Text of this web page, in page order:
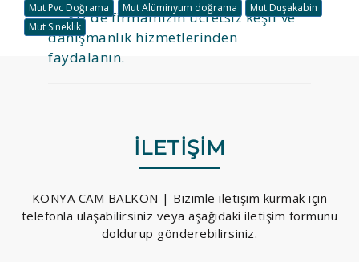
Siz de firmamızın ücretsiz keşif ve
danışmanlık hizmetlerinden
faydalanın.
Mut Pvc Doğrama
Mut Alüminyum doğrama
Mut Duşakabin
Mut Sineklik
İLETİŞİM
KONYA CAM BALKON | Bizimle iletişim kurmak için
telefonla ulaşabilirsiniz veya aşağıdaki iletişim formunu
doldurup gönderebilirsiniz.